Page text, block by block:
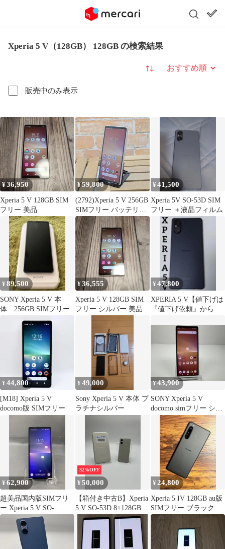
Xperia 5 V（128GB） 128GB の検索結果
販売中のみ表示
並び替え
¥36,950
Xperia 5 V 128GB SIM
フリー 美品
¥59,800
(2792)Xperia 5 V 256GB
SIMフリー バッテリ良
好◎
¥41,500
Xperia 5V SO-53D SIM
フリー ＋液晶フィルム
¥89,500
SONY Xperia 5 V 本
体 256GB SIMフリー
¥36,555
Xperia 5 V 128GB SIM
フリー シルバー 美品
¥47,800
XPERIA 5 V【値下げは
『値下げ依頼』からの
¥44,800
[M18] Xperia 5 V
docomo版 SIMフリー
¥49,000
Sony Xperia 5 V 本体 プ
ラチナシルバー
¥43,900
SONY Xperia 5 V
docomo simフリー シル
バー
¥62,900
超美品国内版SIMフリ
ー Xperia 5 V SO-
53D128GB ブルー色
32%OFF
¥50,000
【箱付き中古B】Xperia
5 V SO-53D 8+128GB
プラチナシルバー SIM
フリー 白ロム
¥ 24,800
Xperia 5 IV 128GB au版
SIMフリー ブラック